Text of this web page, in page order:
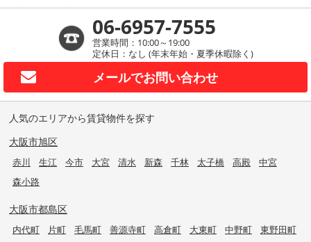
06-6957-7555
営業時間：10:00～19:00
定休日：なし (年末年始・夏季休暇除く)
メールでお問い合わせ
人気のエリアから賃貸物件を探す
大阪市旭区
赤川 生江 今市 大宮 清水 新森 千林 太子橋 高殿
中宮
森小路
大阪市都島区
内代町 片町 毛馬町 善源寺町 高倉町 大東町 中野町
東野田町